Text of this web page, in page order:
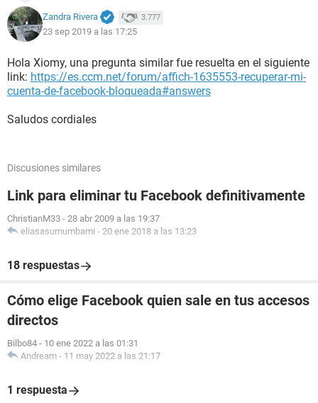
Zandra Rivera 3.777
23 sep 2019 a las 17:25
Hola Xiomy, una pregunta similar fue resuelta en el siguiente
link: https://es.ccm.net/forum/affich-1635553-recuperar-mi-
cuenta-de-facebook-bloqueada#answers
Saludos cordiales
Discusiones similares
Link para eliminar tu Facebook definitivamente
ChristianM33 - 28 abr 2009 a las 19:37
eliasasumumbami - 20 ene 2018 a las 13:23
18 respuestas
Cómo elige Facebook quien sale en tus accesos
directos
Bilbo84 - 10 ene 2022 a las 01:31
Andream - 11 may 2022 a las 21:17
1 respuesta